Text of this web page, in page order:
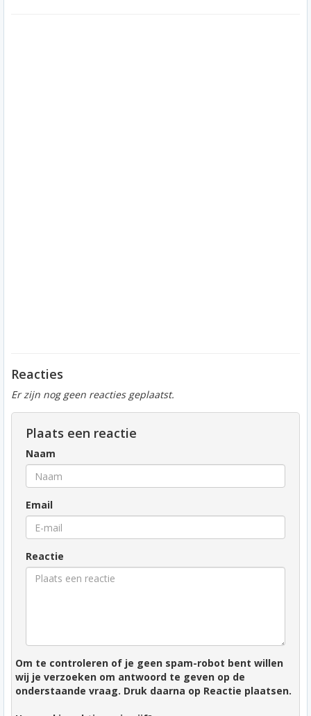
Reacties
Er zijn nog geen reacties geplaatst.
Plaats een reactie
Naam
Email
Reactie
Om te controleren of je geen spam-robot bent willen
wij je verzoeken om antwoord te geven op de
onderstaande vraag. Druk daarna op Reactie plaatsen.